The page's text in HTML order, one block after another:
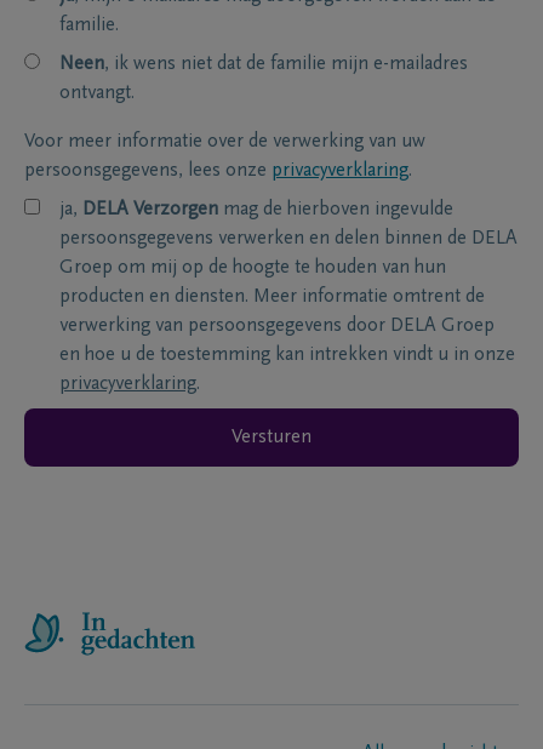
familie.
Neen, ik wens niet dat de familie mijn e-mailadres
ontvangt.
Voor meer informatie over de verwerking van uw
persoonsgegevens, lees onze privacyverklaring.
ja, DELA Verzorgen mag de hierboven ingevulde
persoonsgegevens verwerken en delen binnen de DELA
Groep om mij op de hoogte te houden van hun
producten en diensten. Meer informatie omtrent de
verwerking van persoonsgegevens door DELA Groep
en hoe u de toestemming kan intrekken vindt u in onze
privacyverklaring.
Versturen